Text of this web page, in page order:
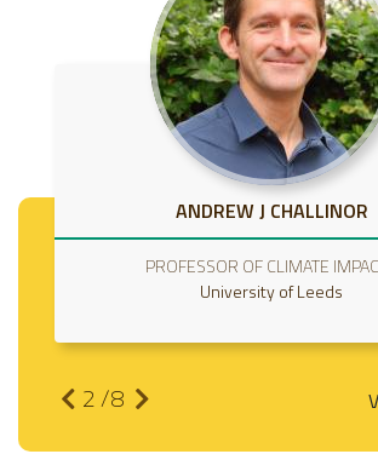
ANDREW J CHALLINOR
PROFESSOR OF CLIMATE IMPACTS
University of Leeds
2/8